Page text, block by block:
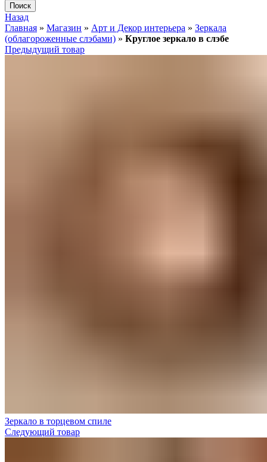
Поиск
Назад
Главная » Магазин » Арт и Декор интерьера » Зеркала
(облагороженные слэбами) » Круглое зеркало в слэбе
Предыдущий товар
Зеркало в торцевом спиле
Следующий товар